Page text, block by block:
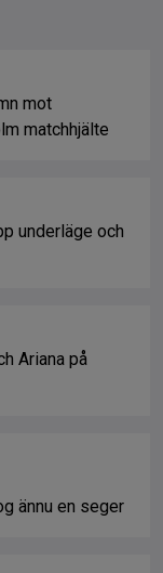
mot
matchhjälte
underläge och
Ariana på
ännu en seger